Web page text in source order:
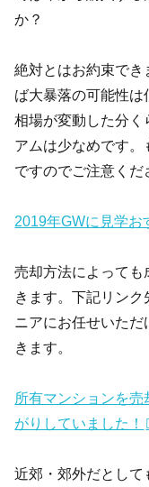
か？
絶対とはお約束で
ば大暴落の可能性
相場が変動した分く
アムは少なめです
ですのでご注意くだ
2019年GWに見学お
売却方法によっても
きます。下記リン
ニアにお任せいた
きます。
所有マンションを
がりしていました！
近郊・郊外だとし